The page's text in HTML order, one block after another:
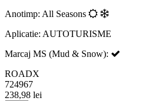
Anotimp: All Seasons
Aplicatie: AUTOTURISME
Marcaj MS (Mud & Snow):
ROADX
724967
238,98 lei